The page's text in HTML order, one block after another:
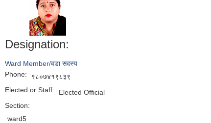
Designation:
Ward Member/वडा सदस्य
Phone:
९८०७४१९८३९
Elected or Staff:
Elected Official
Section:
ward5